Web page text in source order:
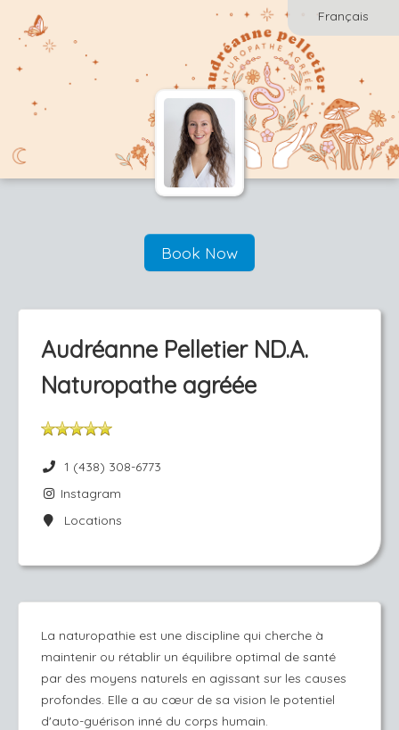
Français
Book Now
Audréanne Pelletier ND.A.
Naturopathe agréée
1 (438) 308-6773
Instagram
Locations
La naturopathie est une discipline qui cherche à
maintenir ou rétablir un équilibre optimal de santé
par des moyens naturels en agissant sur les causes
profondes. Elle a au cœur de sa vision le potentiel
d'auto-guérison inné du corps humain.